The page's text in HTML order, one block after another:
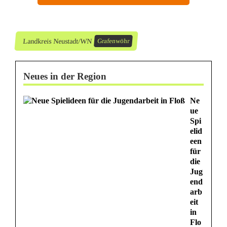
i
e
Landkreis Neustadt/WN Grafenwöhr
Neues in der Region
Ne
ue
Spi
elid
een
für
die
Jug
end
arb
eit
in
Flo